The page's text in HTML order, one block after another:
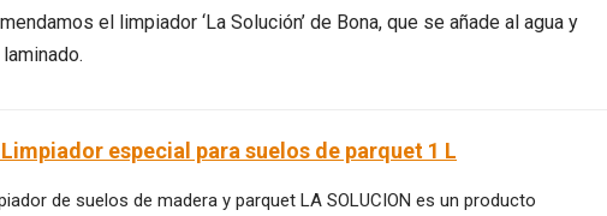
el limpiador ‘La Solución’ de Bona, que se añade al agua y
especial para suelos de parquet 1 L
de suelos de madera y parquet LA SOLUCION es un producto